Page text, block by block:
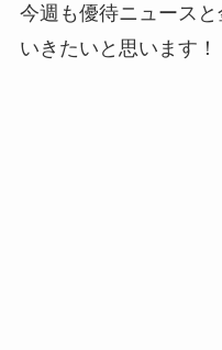
今週も優待ニュース
いきたいと思います！